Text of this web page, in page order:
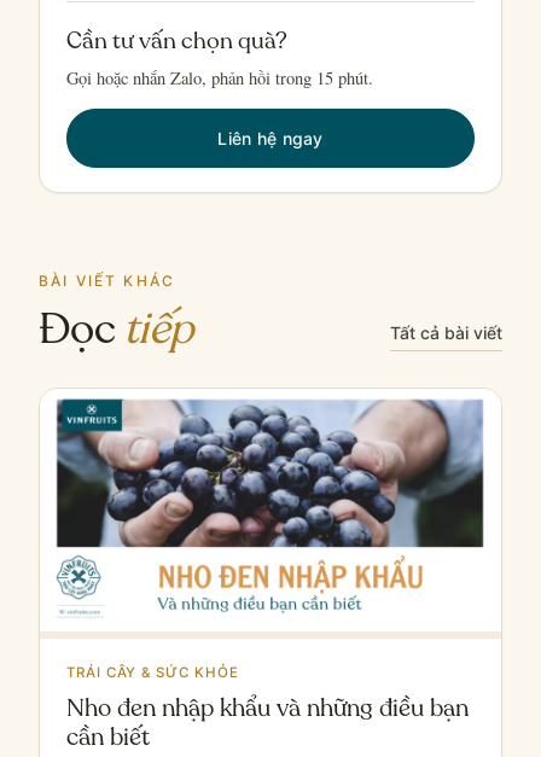
Cần tư vấn chọn quà?
Gọi hoặc nhắn Zalo, phản hồi trong 15 phút.
Liên hệ ngay
BÀI VIẾT KHÁC
Đọc tiếp Tất cả bài viết
TRÁI CÂY & SỨC KHỎE
Nho đen nhập khẩu và những điều bạn
cần biết